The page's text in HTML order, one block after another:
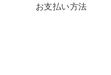
お支払い方法